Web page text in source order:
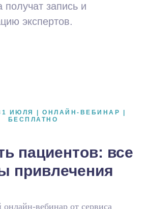
ИЮЛЯ | ОНЛАЙН-ВЕБИНАР |
БЕСПЛАТНО
пациентов: все
привлечения
онлайн-вебинар от сервиса